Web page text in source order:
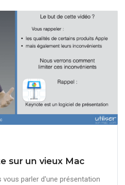
sur un vieux Mac
vous parler d'une présentation